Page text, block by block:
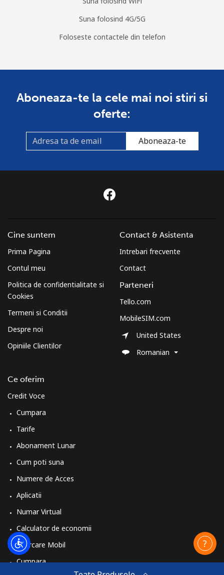
Suna folosind 4G/5G
Foloseste contactele din telefon
Aboneaza-te la cele mai noi stiri si
oferte:
Aboneaza-te
Cine suntem
Prima Pagina
Contul meu
Politica de confidentialitate si
Cookies
Termeni si Conditii
Despre noi
Opiniile Clientilor
Ce oferim
Credit Voce
Cumpara
Tarife
Abonament Lunar
Cum poti suna
Numere de Acces
Aplicatii
Numar Virtual
Calculator de economii
Reincarcare Mobil
Cumpara
Contact & Asistenta
Intrebari frecvente
Contact
Parteneri
Tello.com
MobileSIM.com
United States
Romanian